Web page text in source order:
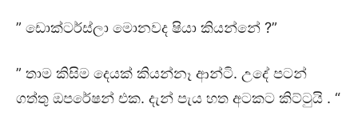
” ඩොක්ටර්ස්ලා මොනවද ෂියා කියන්නේ ?”
” තාම කිසිම දෙයක් කියන්නෑ ආන්ටි. උදේ පටන්
ගත්තු ඔපරේෂන් එක. දැන් පැය හත අටකට කිට්ටුයි . “